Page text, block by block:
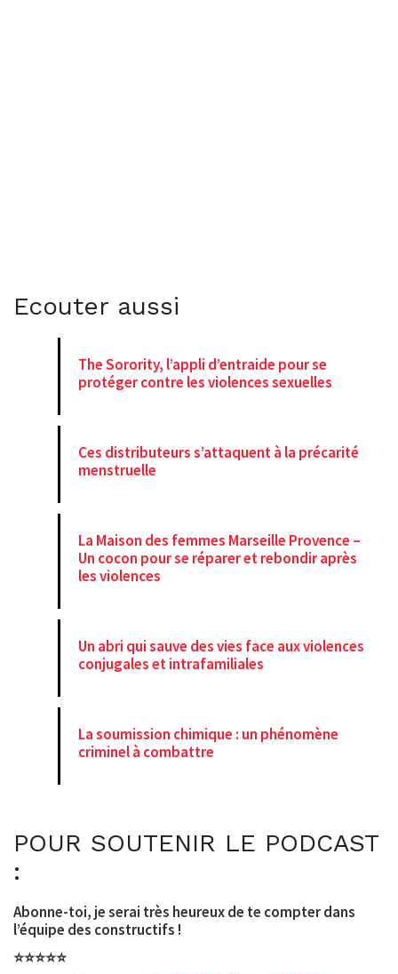
Ecouter aussi
The Sorority, l’appli d’entraide pour se
protéger contre les violences sexuelles
Ces distributeurs s’attaquent à la précarité
menstruelle
La Maison des femmes Marseille Provence –
Un cocon pour se réparer et rebondir après
les violences
Un abri qui sauve des vies face aux violences
conjugales et intrafamiliales
La soumission chimique : un phénomène
criminel à combattre
POUR SOUTENIR LE PODCAST
:
Abonne-toi, je serai très heureux de te compter dans
l’équipe des constructifs !
⭐️⭐️⭐️⭐️⭐️